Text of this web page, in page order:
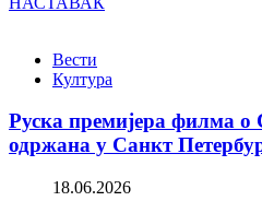
Вести
Култура
Руска премијера филма
одржана у Санкт
18.06.2026